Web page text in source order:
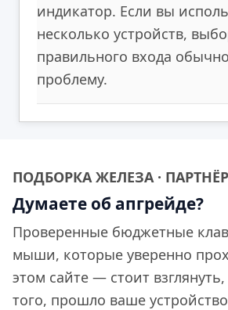
индикатор. Если вы
несколько устройств,
правильного входа
проблему.
ПОДБОРКА ЖЕЛЕЗА ·
Думаете об апгрейде?
Проверенные бюджетные
мыши, которые уверенно
этом сайте — стоит
того, прошло ваше